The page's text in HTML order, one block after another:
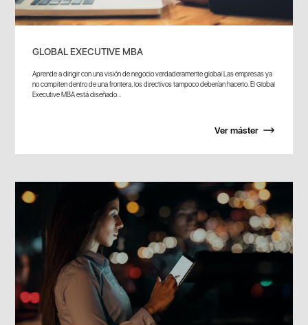
GLOBAL EXECUTIVE MBA
Aprende a dirigir con una visión de negocio verdaderamente global.Las empresas ya
no compiten dentro de una frontera, los directivos tampoco deberían hacerlo. El Global
Executive MBA está diseñado...
Ver máster